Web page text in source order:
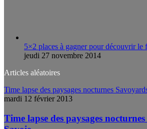
5×2 places à gagner pour découvrir
jeudi 27 novembre 2014
Articles aléatoires
Time lapse des paysages nocturnes
mardi 12 février 2013
Time lapse des paysages